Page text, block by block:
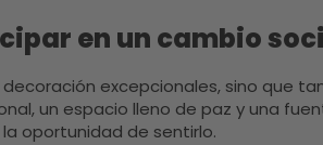
en un cambio
excepcionales, sino que
un espacio lleno de paz y una
la oportunidad de sentirlo.